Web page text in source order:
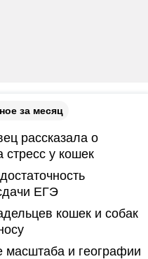
за месяц
рассказала о
стресс у кошек
ЕГЭ
кошек и собак
масштаба и географии